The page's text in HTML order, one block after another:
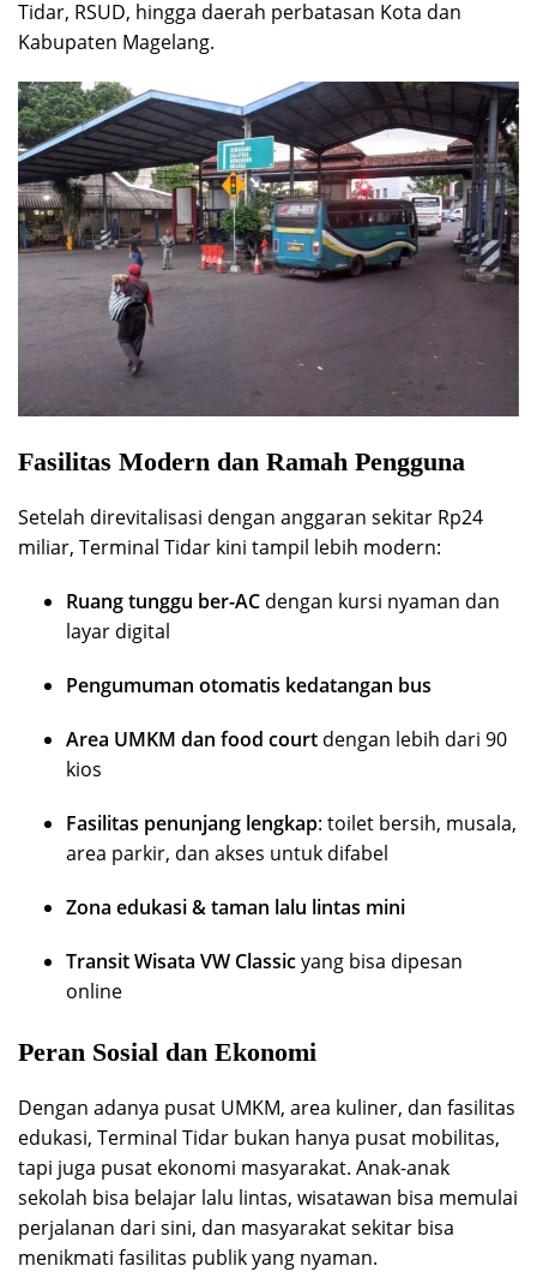
Tidar, RSUD, hingga daerah perbatasan Kota dan
Kabupaten Magelang.
Fasilitas Modern dan Ramah Pengguna
Setelah direvitalisasi dengan anggaran sekitar Rp24
miliar, Terminal Tidar kini tampil lebih modern:
Ruang tunggu ber-AC dengan kursi nyaman dan
layar digital
Pengumuman otomatis kedatangan bus
Area UMKM dan food court dengan lebih dari 90
kios
Fasilitas penunjang lengkap: toilet bersih, musala,
area parkir, dan akses untuk difabel
Zona edukasi & taman lalu lintas mini
Transit Wisata VW Classicyang bisa dipesan
online
Peran Sosial dan Ekonomi
Dengan adanya pusat UMKM, area kuliner, dan fasilitas
edukasi, Terminal Tidar bukan hanya pusat mobilitas,
tapi juga pusat ekonomi masyarakat. Anak-anak
sekolah bisa belajar lalu lintas, wisatawan bisa memulai
perjalanan dari sini, dan masyarakat sekitar bisa
menikmati fasilitas publik yang nyaman.